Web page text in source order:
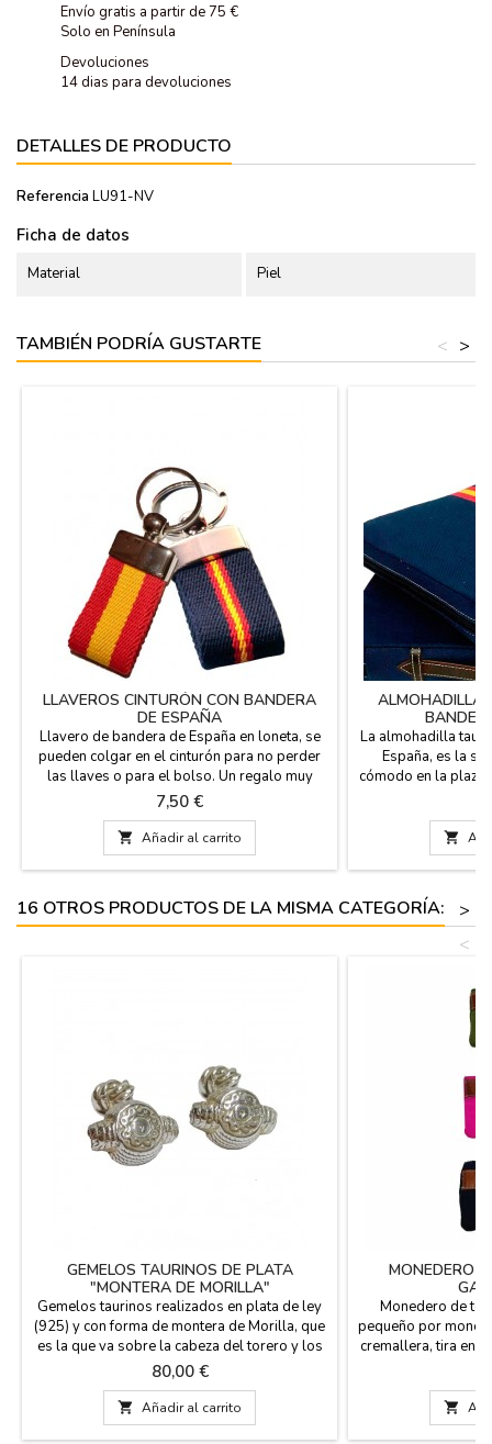
Envío gratis a partir de 75 €
Solo en Península
Devoluciones
14 dias para devoluciones
DETALLES DE PRODUCTO
Referencia LU91-NV
Ficha de datos
Material Piel
TAMBIÉN PODRÍA GUSTARTE >
<
LLAVEROS CINTURÓN CON BANDERA
DE ESPAÑA
Llavero de bandera de España en loneta, se
pueden colgar en el cinturón para no perder
las llaves o para el bolso. Un regalo muy
práctico y español y disponible en dos
colores. Fabricado en España. Medida: 7 cm x
3 cm
Precio
7,50 €
 Añadir al carrito
ALMOHADILLA
La almohadilla
España, es la
cómodo en la plaza
estribera, revés
cuero y
calidad en los
Lavable en agua

16 OTROS PRODUCTOS DE LA MISMA CATEGORÍA:
>
<
GEMELOS TAURINOS DE PLATA
"MONTERA DE MORILLA"
Gemelos taurinos realizados en plata de ley
(925) y con forma de montera de Morilla, que
es la que va sobre la cabeza del torero y los
banderilleros. Hasta el S. XIX se utilizó el
sombrero de tres picos, pero desde entonces
se comenzó a utilizar la montera que está
confeccionada en tejido rizado muy similar al
Precio
80,00 €
 Añadir al carrito
MONEDERO
Monedero de
pequeño por
cremallera, tira en
